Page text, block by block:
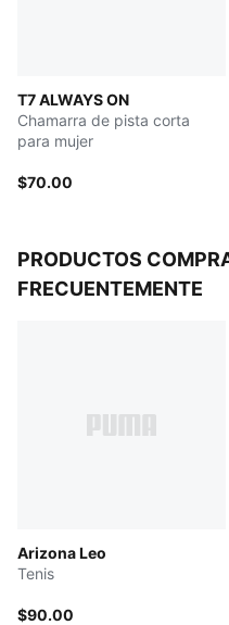
T7 ALWAYS ON
Chamarra de pista corta
para mujer
$70.00
PRODUCTOS
FRECUENTEMENTE
Arizona Leo
Tenis
$90.00